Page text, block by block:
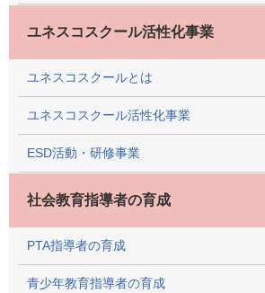
ユネスコスクール活性化事業
ユネスコスクールとは
ユネスコスクール活性化事業
ESD活動・研修事業
社会教育指導者の育成
PTA指導者の育成
青少年教育指導者の育成